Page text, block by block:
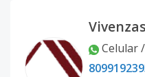
Celular